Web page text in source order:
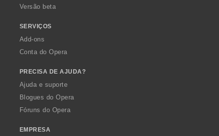
Versão beta
SERVIÇOS
Add-ons
Conta do Opera
PRECISA DE AJUDA?
Ajuda e suporte
Blogues do Opera
Fóruns do Opera
EMPRESA